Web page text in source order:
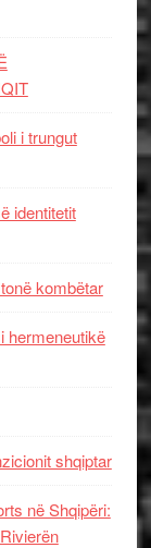
i trungut
identitetit
kombëtar
hermeneutikë
shqiptar
në Shqipëri: